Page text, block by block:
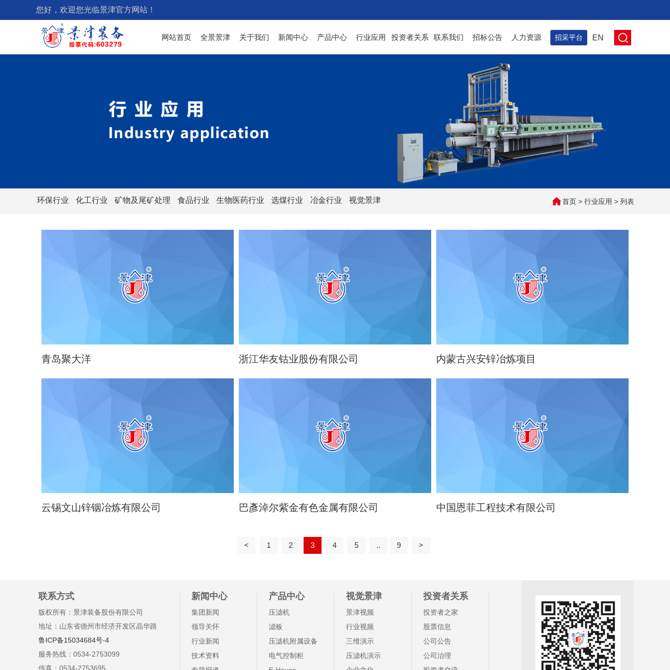
您好，欢迎您光临景津官方网站！
网站首页 全景景津 关于我们 新闻中心 产品中心 行业应用 投资者关系 联系我们 招标公告 人力资源 招采平台 EN
环保行业 化工行业 矿物及尾矿处理 食品行业 生物医药行业 选煤行业 冶金行业 视觉景津 首页 > 行业应用 > 列表
青岛聚大洋 浙江华友钴业股份有限公司 内蒙古兴安锌冶炼项目
云锡文山锌铟冶炼有限公司 巴彥淖尔紫金有色金属有限公司 中国恩菲工程技术有限公司
< 1 2 3 4 5 .. 9 >
联系方式
版权所有：景津装备股份有限公司
地址：山东省德州市经济开发区晶华路
鲁ICP备15034684号-4
服务热线：0534-2753099
传真：0534-2753695
新闻中心
集团新闻
领导关怀
行业新闻
技术资料
产品中心
压滤机
滤板
压滤机附属设备
电气控制柜
视觉景津
景津视频
行业视频
三维演示
压滤机演示
投资者关系
投资者之家
股票信息
公司公告
公司治理